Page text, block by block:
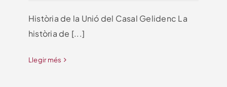
Història de la Unió del Casal Gelidenc La
història de [...]
Llegir més